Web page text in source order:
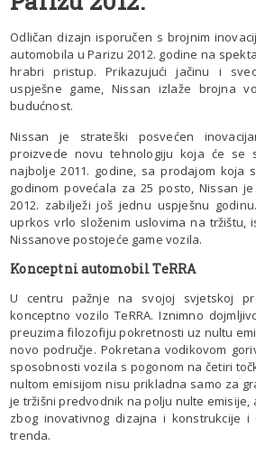
Odličan dizajn isporučen s brojnim
automobila u Parizu 2012. godine na
hrabri pristup. Prikazujući jačinu i
uspješne game, Nissan izlaže brojna
budućnost.
Nissan je strateški posvećen
proizvede novu tehnologiju koja će se
najbolje 2011. godine, sa prodajom koja
godinom povećala za 25 posto, Nissan
2012. zabilježi još jednu uspješnu
uprkos vrlo složenim uslovima na tržištu,
Nissanove postojeće game vozila.
Konceptni automobil TeRRA
U centru pažnje na svojoj svjetskoj
konceptno vozilo TeRRA. Iznimno
preuzima filozofiju pokretnosti uz nultu
novo područje. Pokretana vodikovom
sposobnosti vozila s pogonom na četiri
nultom emisijom nisu prikladna samo za
je tržišni predvodnik na polju nulte
zbog inovativnog dizajna i konstrukcije
trenda.